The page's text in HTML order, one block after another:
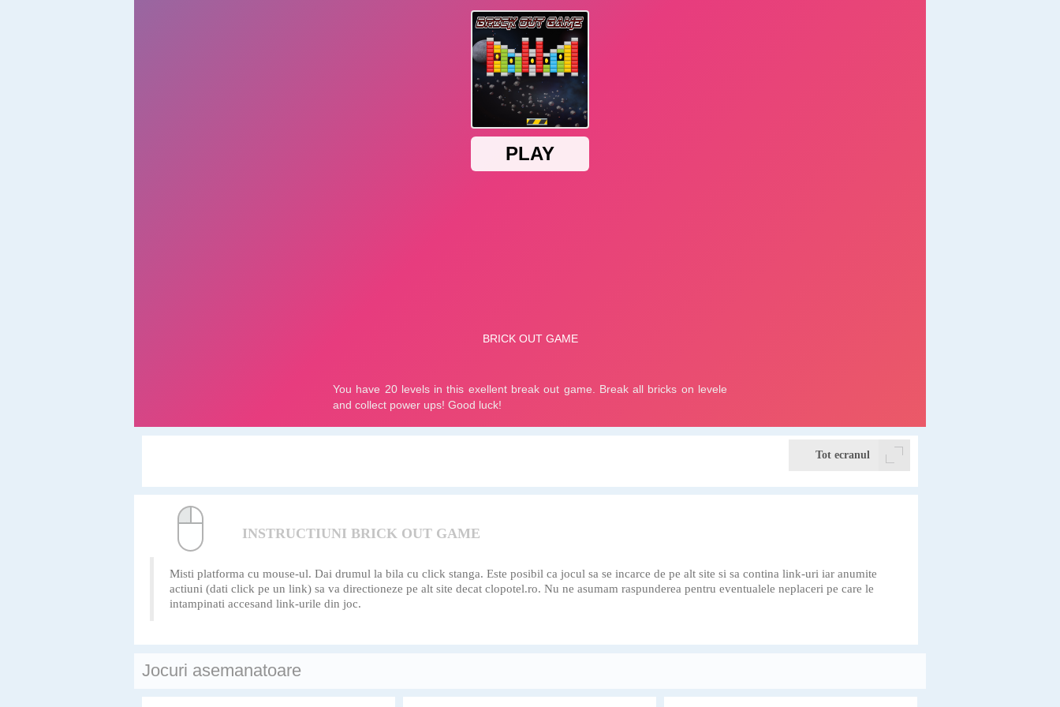
Tot ecranul
INSTRUCTIUNI BRICK OUT GAME
Misti platforma cu mouse-ul. Dai drumul la bila cu click stanga. Este posibil ca jocul sa se incarce de pe alt site si sa contina link-uri iar anumite
actiuni (dati click pe un link) sa va directioneze pe alt site decat clopotel.ro. Nu ne asumam raspunderea pentru eventualele neplaceri pe care le
intampinati accesand link-urile din joc.
Jocuri asemanatoare